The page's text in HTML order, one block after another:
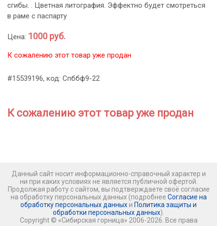
сгибы. . Цветная литография. Эффектно будет смотреться
в раме с паспарту
Цена: 1000 руб.
К сожалению этот товар уже продан
#15539196, код: Спббф9-22
К сожалению этот товар уже продан
Данный сайт носит информационно-справочный характер и
ни при каких условиях не является публичной офертой.
Продолжая работу с сайтом, вы подтверждаете своё согласие
на обработку персональных данных (подробнее Согласие на
обработку персональных данных и Политика защиты и
обработки персональных данных).
Copyright © «Сибирская горница» 2006-2026. Все права